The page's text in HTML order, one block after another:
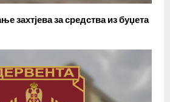
захтјева за средства из буџета